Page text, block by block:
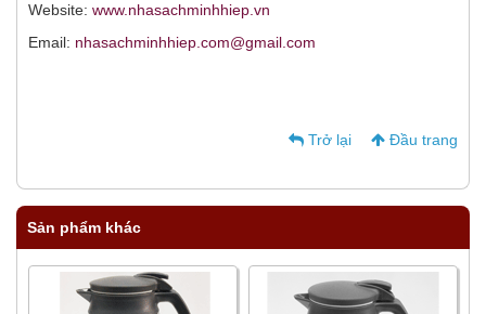
Website: www.nhasachminhhiep.vn
Email: nhasachminhhiep.com@gmail.com
Trở lại Đầu trang
Sản phẩm khác